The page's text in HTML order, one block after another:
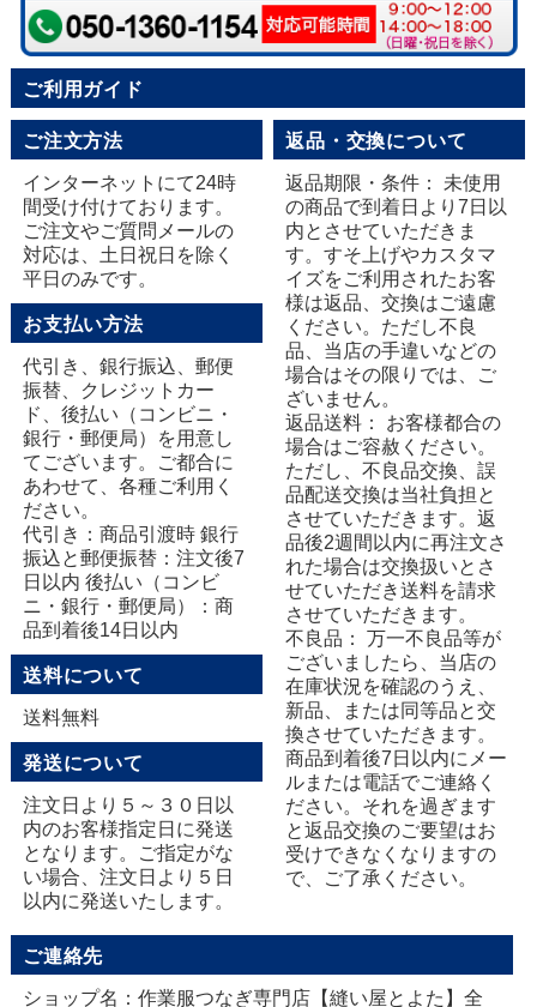
ご利用ガイド
ご注文方法
インターネットにて24時
間受け付けております。
ご注文やご質問メールの
対応は、土日祝日を除く
平日のみです。
お支払い方法
代引き、銀行振込、郵便
振替、クレジットカー
ド、後払い（コンビニ・
銀行・郵便局）を用意し
てございます。ご都合に
あわせて、各種ご利用く
ださい。
代引き：商品引渡時 銀行
振込と郵便振替：注文後7
日以内 後払い（コンビ
ニ・銀行・郵便局）：商
品到着後14日以内
送料について
送料無料
発送について
注文日より５～３０日以
内のお客様指定日に発送
となります。ご指定がな
い場合、注文日より５日
以内に発送いたします。
返品・交換について
返品期限・条件： 未使用
の商品で到着日より7日以
内とさせていただきま
す。すそ上げやカスタマ
イズをご利用されたお客
様は返品、交換はご遠慮
ください。ただし不良
品、当店の手違いなどの
場合はその限りでは、ご
ざいません。
返品送料： お客様都合の
場合はご容赦ください。
ただし、不良品交換、誤
品配送交換は当社負担と
させていただきます。返
品後2週間以内に再注文さ
れた場合は交換扱いとさ
せていただき送料を請求
させていただきます。
不良品： 万一不良品等が
ございましたら、当店の
在庫状況を確認のうえ、
新品、または同等品と交
換させていただきます。
商品到着後7日以内にメー
ルまたは電話でご連絡く
ださい。それを過ぎます
と返品交換のご要望はお
受けできなくなりますの
で、ご了承ください。
ご連絡先
ショップ名：作業服つなぎ専門店【縫い屋とよた】全